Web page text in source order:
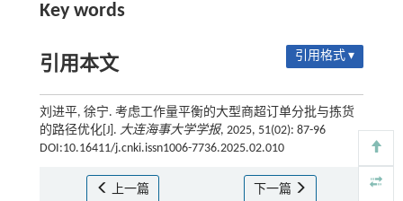
Key words
引用本文 引用格式 ▾
刘进平, 徐宁. 考虑工作量平衡的大型商超订单分批与拣货
的路径优化[J]. 大连海事大学学报, 2025, 51(02): 87-96
DOI:10.16411/j.cnki.issn1006-7736.2025.02.010
上一篇 下一篇